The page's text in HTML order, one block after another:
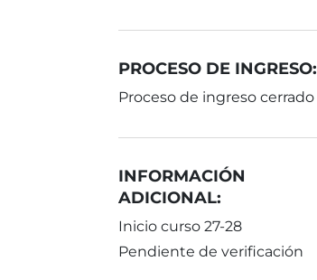
PROCESO DE INGRESO:
Proceso de ingreso cerrado
INFORMACIÓN
ADICIONAL:
Inicio curso 27-28
Pendiente de verificación